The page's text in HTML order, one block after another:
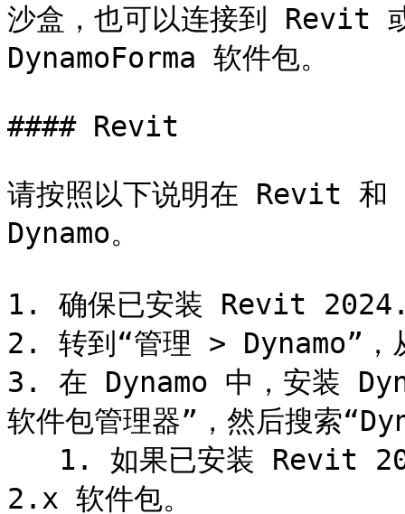
沙盒，也可以连接到 Revit
DynamoForma 软件包。
#### Revit
请按照以下说明在 Revit 和
Dynamo。
1. 确保已安装 Revit
2. 转到“管理 > Dynamo”
3. 在 Dynamo 中，安装
软件包管理器”，然后搜索
2.x 软件包。